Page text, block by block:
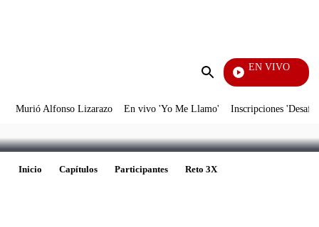
Enviar
EN VIVO
Murió Alfonso Lizarazo En vivo 'Yo Me Llamo' Inscripciones
Inicio Capítulos Participantes Reto 3X